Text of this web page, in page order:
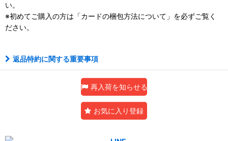
い。
※初めてご購入の方は「カードの梱包方法について」を必ずご覧く
ださい。
返品特約に関する重要事項
再入荷を知らせる
お気に入り登録